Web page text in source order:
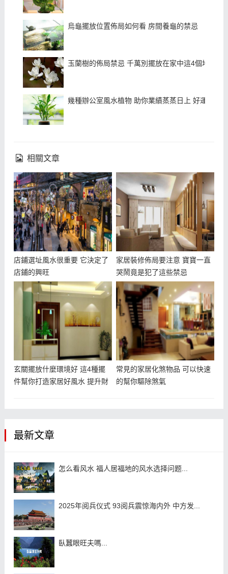
烏龜擺放位置佈局如何看 房間養龜的禁忌
玉蘭樹的佈局禁忌 千萬別擺放在家中這4個地方 不
幾種辦公室風水植物 助你業績蒸蒸日上 好運滾
相關文章
店鋪選址風水很重要 它決定了
店鋪的興旺
家居裝修佈局要注意 寶寶一直
哭鬧竟是犯了這些禁忌
玄關擺放什麼環境好 這4種擺
件幫你打造家居好風水 提升財
常見的家居化煞物品 可以快速
的幫你驅除煞氣
最新文章
怎么看风水 福人居福地的风水选择问题...
2025年阅兵仪式 93阅兵震惊海内外 中方发...
臥蠶眼旺夫嗎...